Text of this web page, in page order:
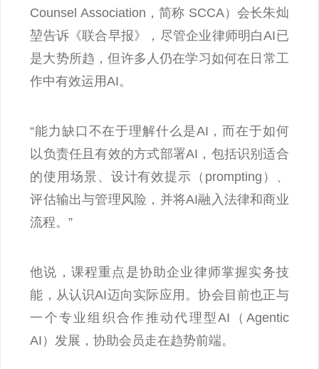
Counsel Association，简称 SCCA）会长朱灿
堃告诉《联合早报》，尽管企业律师明白AI已
是大势所趋，但许多人仍在学习如何在日常工
作中有效运用AI。
“能力缺口不在于理解什么是AI，而在于如何
以负责任且有效的方式部署AI，包括识别适合
的使用场景、设计有效提示（prompting）、
评估输出与管理风险，并将AI融入法律和商业
流程。”
他说，课程重点是协助企业律师掌握实务技
能，从认识AI迈向实际应用。协会目前也正与
一个专业组织合作推动代理型AI（Agentic
AI）发展，协助会员走在趋势前端。